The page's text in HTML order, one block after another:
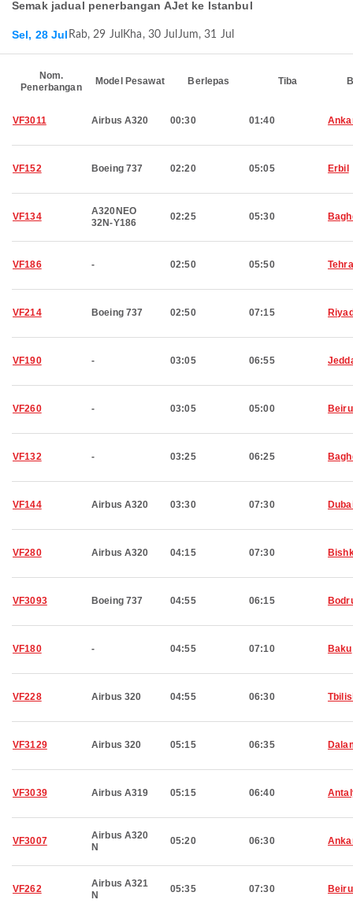
Semak jadual penerbangan AJet ke Istanbul
Sel, 28 Jul Rab, 29 Jul Kha, 30 Jul Jum, 31 Jul
Nom.
Penerbangan
Model Pesawat Berlepas Tiba
VF3011 Airbus A320 00:30 01:40
VF152 Boeing 737 02:20 05:05 Erbil
VF134
A320NEO
32N-Y186
02:25 05:30
VF186 - 02:50 05:50
VF214 Boeing 737 02:50 07:15
VF190 - 03:05 06:55
VF260 - 03:05 05:00
VF132 - 03:25 06:25
VF144 Airbus A320 03:30 07:30
VF280 Airbus A320 04:15 07:30
VF3093 Boeing 737 04:55 06:15
VF180 - 04:55 07:10 Baku
VF228 Airbus 320 04:55 06:30
VF3129 Airbus 320 05:15 06:35
VF3039 Airbus A319 05:15 06:40
VF3007
Airbus A320
N
05:20 06:30
VF262
Airbus A321
N
05:35 07:30